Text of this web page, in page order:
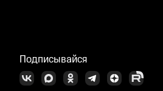
Подписывайся